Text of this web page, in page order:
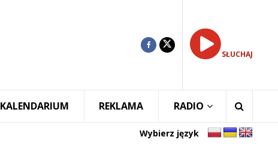
SŁUCHAJ
KALENDARIUM REKLAMA RADIO
Wybierz język